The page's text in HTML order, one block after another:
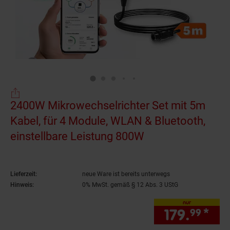
2400W Mikrowechselrichter Set mit 5m
Kabel, für 4 Module, WLAN & Bluetooth,
einstellbare Leistung 800W
Lieferzeit:
neue Ware ist bereits unterwegs
Hinweis:
0% MwSt. gemäß § 12 Abs. 3 UStG
nur
179.99 *